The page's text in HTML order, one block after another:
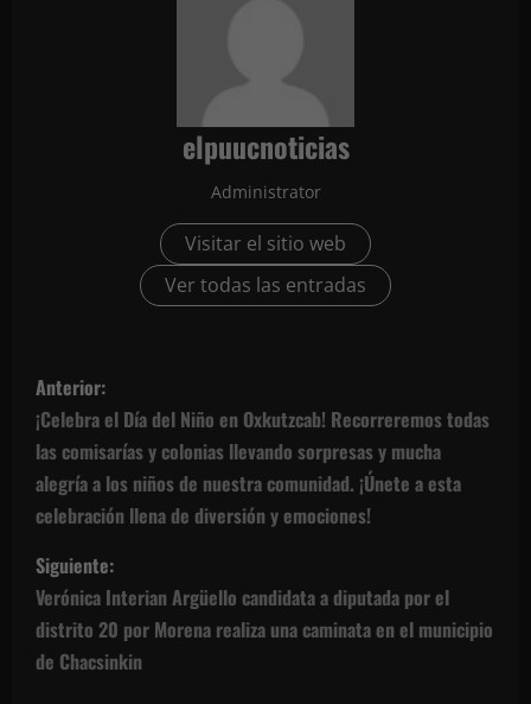
elpuucnoticias
Administrator
Visitar el sitio web
Ver todas las entradas
N
a
v
e
g
a
c
Anterior:
¡Celebra el Día del Niño en Oxkutzcab! Recorreremos todas
las comisarías y colonias llevando sorpresas y mucha
alegría a los niños de nuestra comunidad. ¡Únete a esta
celebración llena de diversión y emociones!
Siguiente:
Verónica Interian Argüello candidata a diputada por el
distrito 20 por Morena realiza una caminata en el municipio
de Chacsinkin